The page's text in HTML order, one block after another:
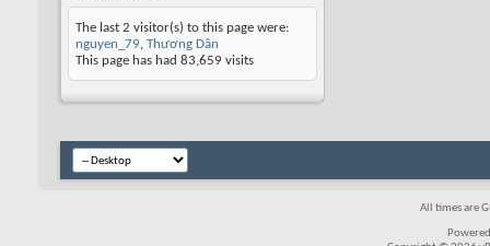
The last 2 visitor(s) to this page were:
nguyen_79, Thương Dân
This page has had 83,659 visits
All times are